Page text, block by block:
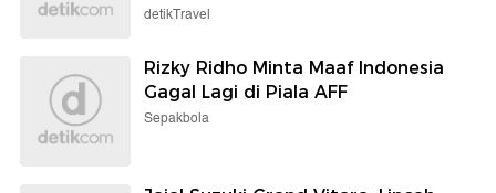
detikTravel
Rizky Ridho Minta Maaf Indonesia
Gagal Lagi di Piala AFF
Sepakbola